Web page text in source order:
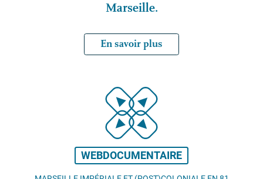
Marseille.
En savoir plus
WEBDOCUMENTAIRE